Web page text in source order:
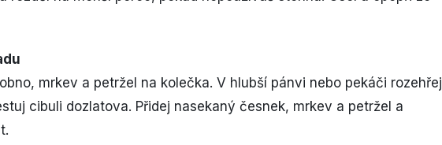
mrkev a petržel na kolečka. V hlubší pánvi nebo pekáči rozehřej
cibuli dozlatova. Přidej nasekaný česnek, mrkev a petržel a